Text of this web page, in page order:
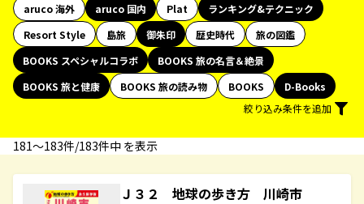
aruco 海外
aruco 国内 Plat
ランキング&テクニック
Resort Style
島旅 御朱印 歴史時代
旅の図鑑
BOOKS スペシャルコラボ
BOOKS 旅の名言＆絶景
BOOKS 旅と健康
BOOKS 旅の読み物 BOOKS
D-Books
絞り込み条件を追加
181〜183件/183件中 を表示
Ｊ３２ 地球の歩き方 川崎市